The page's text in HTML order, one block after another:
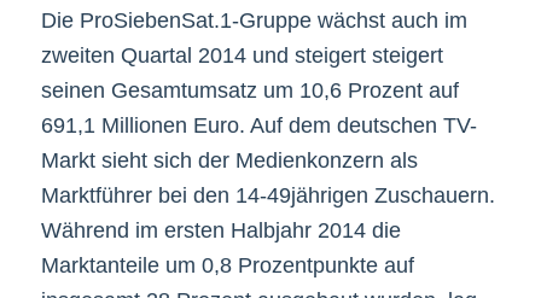
Die ProSiebenSat.1-Gruppe wächst auch im
zweiten Quartal 2014 und steigert steigert
seinen Gesamtumsatz um 10,6 Prozent auf
691,1 Millionen Euro. Auf dem deutschen TV-
Markt sieht sich der Medienkonzern als
Marktführer bei den 14-49jährigen Zuschauern.
Während im ersten Halbjahr 2014 die
Marktanteile um 0,8 Prozentpunkte auf